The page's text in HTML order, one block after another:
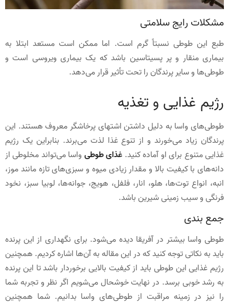
مشکلات رایج سلامتی
طبع این طوطی نسبتاً گرم است. اما ممکن است مستعد ابتلا به
بیماری منقار و پر پسیتاسین باشد که یک بیماری ویروسی است و
طوطی‌ها و سایر پرندگان را تحت ‌تأثیر قرار می‌دهد.
رژیم غذایی و تغذیه
طوطی‌های واسا به دلیل داشتن اشتهای پرخاشگر معروف هستند. این
پرندگان زیاد می‌خورند و از تنوع غذا لذت می‌برند. بنابراین یک رژیم
غذایی متنوع برای او آماده کنید. غذای طوطی واسا می‌تواند مخلوطی از
دانه‌های با کیفیت بالا و مقدار زیادی میوه و سبزی‌های تازه مانند موز،
انبه، انواع توت‌ها، هلو، انار، فلفل، هویج، جوانه‌ها، لوبیا سبز، نخود
فرنگی و سیب‌ زمینی شیرین باشد.
جمع ‌بندی
طوطی واسا بیشتر در آفریقا دیده می‌شود. برای نگهداری از این پرنده
باید به نکاتی توجه کنید که در این مقاله به آن‌ها اشاره کردیم. همچنین
رژیم غذایی این طوطی باید از کیفیت بالایی برخوردار باشد تا این پرنده
به رشد خوبی برسد. در نهایت خوشحال می‌شویم اگر نظر و تجربه شما
را نیز در زمینه مراقبت از طوطی‌های واسا بدانیم. شما همچنین